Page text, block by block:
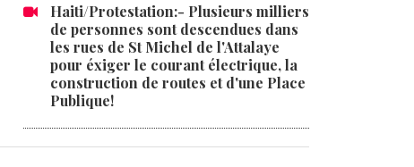
Haiti/Protestation:- Plusieurs milliers
de personnes sont descendues dans
les rues de St Michel de l'Attalaye
pour éxiger le courant électrique, la
construction de routes et d'une Place
Publique!